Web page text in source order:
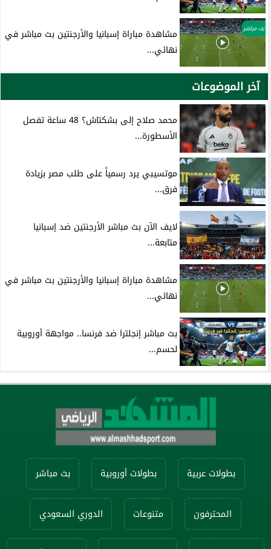
بث مباشر
مشاهدة مباراة إسبانيا والأرجنتين بث مباشر في
نهائي...
آخر الموضوعات
محمد صلاح إلى بشكتاش؟ 48 ساعة تفصل
الأسطورة...
موتسيبي يرد رسمياً على طلب مصر بزيادة
فرق...
لايف الآن بث مباشر الأرجنتين ضد إسبانيا
متابعة...
مشاهدة مباراة إسبانيا والأرجنتين بث مباشر في
نهائي...
بث مباشر إنجلترا ضد فرنسا.. مواجهة أوروبية
لحسم...
بطولات عربية بطولات أوروبية بث مباشر
المحترفون متنوعات الدوري السعودي